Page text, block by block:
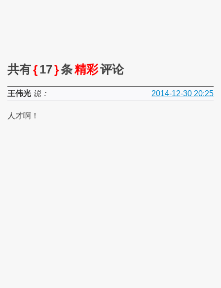
共有{17}条精彩评论
王伟光说： 2014-12-30 20:25
人才啊！